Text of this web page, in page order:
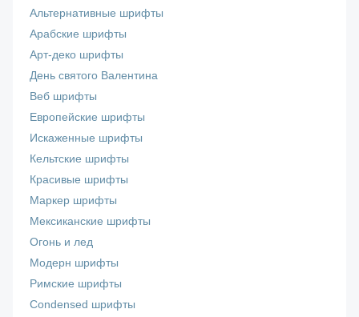
Альтернативные шрифты
Арабские шрифты
Арт-деко шрифты
День святого Валентина
Веб шрифты
Европейские шрифты
Искаженные шрифты
Кельтские шрифты
Красивые шрифты
Маркер шрифты
Мексиканские шрифты
Огонь и лед
Модерн шрифты
Римские шрифты
Сondensed шрифты